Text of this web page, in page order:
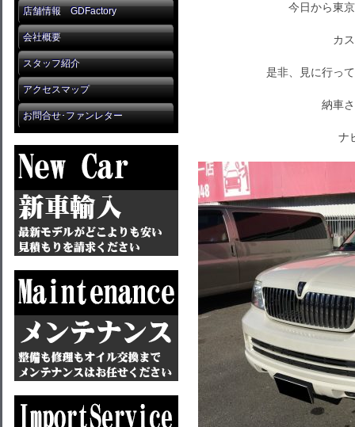
店舗情報 GDFactory
会社概要
スタッフ紹介
アクセスマップ
お問合せ･ファンレター
今日から東
カ
是非、見に行っ
納車
ナ